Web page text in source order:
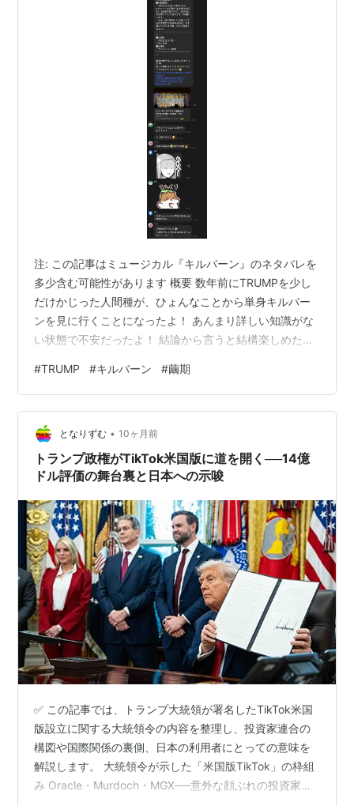
下記３パターンの異なる公演を行った。女性キャストの
キャラクター名が異なるが、ほぼ同一のストーリーであ
男性が正規キャストで演じる
男性がリバースキャスト（または半リバース）で演じる
女性が男装で演じる
人物名 キャスト
ソフィ reverse ウル 甲斐健太／宇保允
クラウス reverse アレン
山浦徹（化石オートバイ）／赤星マサノリ
（sunday）
バンリ reverse ピエトロ 中野聡／杉森大祐（売込隊ビーム）
ラファエロ reverse アン
ジェリコ
澤田誠（Amusementtheater劇鱗）／鈴木
洋平
グスタフ reverse ミケラ
ンジェロ
中島ボイル（劇団とっても便利）／植田順
平（悪い芝居）
ジョルジュ reverse モロ
久保田圭介（崖淵五次元）／釋章充
ダリ 末満健一（ピースピット）
女性キャスト
人物名 キャスト
ジョゼ 谷野麻里江
キャロル 丹下真寿美
フランシス 橋爪未萠里（劇団赤鬼）
ニコラ 松永渚
ジュリアン 春野恵子（浪曲師）
オーガスト 延命聡子
注: この記事はミュージカル『キルバーン』のネタバレを
多少含む可能性があります 概要 数年前にTRUMPを少し
だけかじった人間種が、ひょんなことから単身キルバー
ンを見に行くことになったよ！ あんまり詳しい知識がな
い状態で不安だったよ！ 結論から言うと結構楽しめた
ッハーだが、経緯も大概である。 まず大前提として、筆
者はTRUMPを (大して)知らない。だから、当然キルバー
ンなるミュージカルが存在することも知らなかったわけ
であって、何事もなければこんなヒャッハーなミュージ
カルを見ることもなかったのだ。 ...そう、何事もなけれ
ば。 それはある日…
#TRUMP #キルバーン #繭期
となりずむ • 10ヶ月前
トランプ政権がTikTok米国版に道を開く──14億
ドル評価の舞台裏と日本への示唆
✅ この記事では、トランプ大統領が署名したTikTok米国
版設立に関する大統領令の内容を整理し、投資家連合の
構図や国際関係の裏側、日本の利用者にとっての意味を
解説します。 大統領令が示した「米国版TikTok」の枠組
み Oracle・Murdoch・MGX──意外な顔ぶれの投資家連